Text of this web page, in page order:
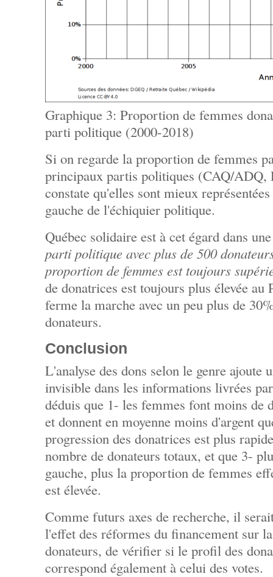
Graphique 3: Proportion de femmes
parti politique (2000-2018)
Si on regarde la proportion de femmes
principaux partis politiques (CAQ/ADQ,
constate qu'elles sont mieux
gauche de l'échiquier politique.
Québec solidaire est à cet égard dans
parti politique avec plus de 500
proportion de femmes est toujours
de donatrices est toujours plus élevée
ferme la marche avec un peu plus de
donateurs.
Conclusion
L'analyse des dons selon le genre ajoute
invisible dans les informations livrées
déduis que 1- les femmes font moins de
et donnent en moyenne moins d'argent
progression des donatrices est plus
nombre de donateurs totaux, et que 3-
gauche, plus la proportion de femmes
est élevée.
Comme futurs axes de recherche, il
l'effet des réformes du financement sur
donateurs, de vérifier si le profil des
correspond également à celui des votes.